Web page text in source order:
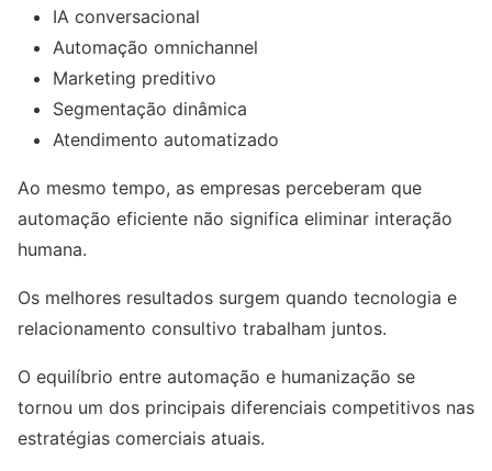
IA conversacional
Automação omnichannel
Marketing preditivo
Segmentação dinâmica
Atendimento automatizado
Ao mesmo tempo, as empresas perceberam que
automação eficiente não significa eliminar interação
humana.
Os melhores resultados surgem quando tecnologia e
relacionamento consultivo trabalham juntos.
O equilíbrio entre automação e humanização se
tornou um dos principais diferenciais competitivos nas
estratégias comerciais atuais.